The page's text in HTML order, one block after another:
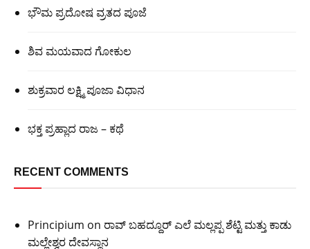
ಭೌಮ ಪ್ರದೋಷ ವ್ರತದ ಪೂಜೆ
ಶಿವ ಮಯವಾದ ಗೋಕುಲ
ಶುಕ್ರವಾರ ಲಕ್ಷ್ಮಿ ಪೂಜಾ ವಿಧಾನ
ಭಕ್ತ ಪ್ರಹ್ಲಾದ ರಾಜ – ಕಥೆ
RECENT COMMENTS
Principium on ರಾವ್ ಬಹದ್ದೂರ್ ಎಲೆ ಮಲ್ಲಪ್ಪ ಶೆಟ್ಟಿ ಮತ್ತು ಕಾಡು
ಮಲ್ಲೇಶ್ವರ ದೇವಸ್ಥಾನ